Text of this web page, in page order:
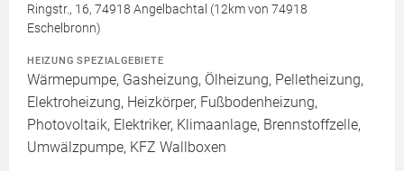
Ringstr., 16, 74918 Angelbachtal (12km von 74918
Eschelbronn)
HEIZUNG SPEZIALGEBIETE
Wärmepumpe, Gasheizung, Ölheizung, Pelletheizung,
Elektroheizung, Heizkörper, Fußbodenheizung,
Photovoltaik, Elektriker, Klimaanlage, Brennstoffzelle,
Umwälzpumpe, KFZ Wallboxen